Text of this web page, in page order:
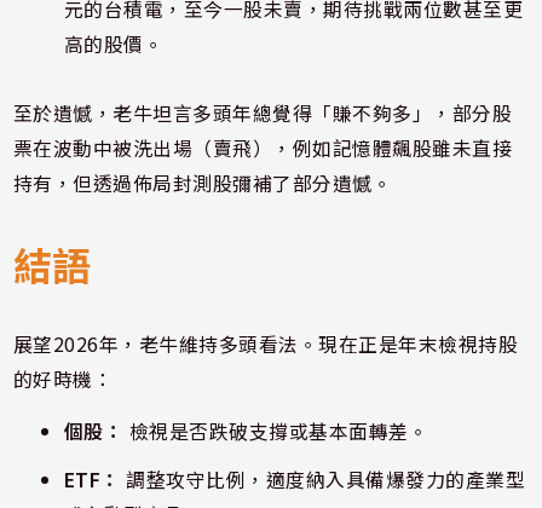
元的台積電，至今一股未賣，期待挑戰兩位數甚至更
高的股價。
至於遺憾，老牛坦言多頭年總覺得「賺不夠多」，部分股
票在波動中被洗出場（賣飛），例如記憶體飆股雖未直接
持有，但透過佈局封測股彌補了部分遺憾。
結語
展望2026年，老牛維持多頭看法。現在正是年末檢視持股
的好時機：
個股： 檢視是否跌破支撐或基本面轉差。
ETF： 調整攻守比例，適度納入具備爆發力的產業型